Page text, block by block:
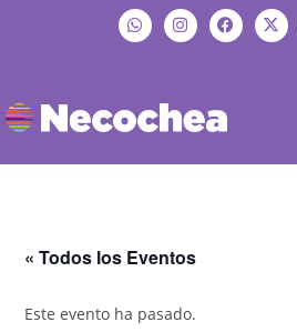
« Todos los Eventos
Este evento ha pasado.